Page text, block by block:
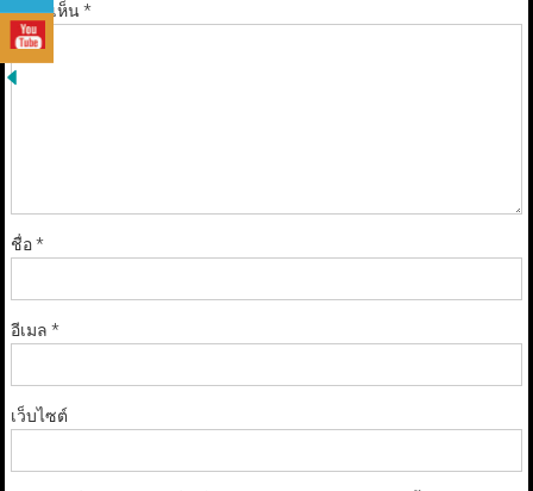
ความเห็น*
ชื่อ*
อีเมล *
เว็บไซต์